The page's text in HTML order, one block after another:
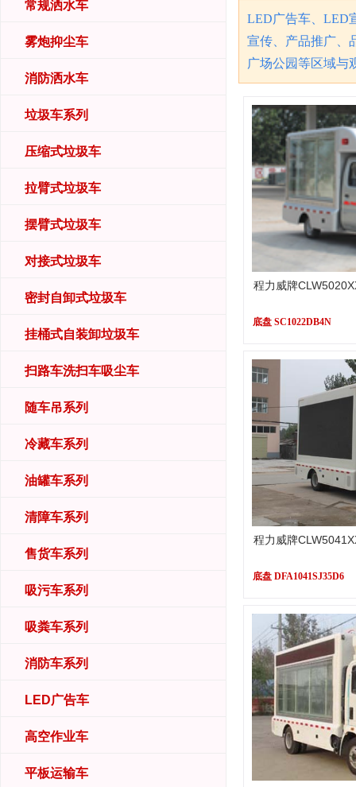
常规洒水车
雾炮抑尘车
消防洒水车
垃圾车系列
压缩式垃圾车
拉臂式垃圾车
摆臂式垃圾车
对接式垃圾车
密封自卸式垃圾车
挂桶式自装卸垃圾车
扫路车洗扫车吸尘车
随车吊系列
冷藏车系列
油罐车系列
清障车系列
售货车系列
吸污车系列
吸粪车系列
消防车系列
LED广告车
高空作业车
平板运输车
LED广告车、LED
宣传、产品推广、
广场公园等区域与
程力威牌
底盘 SC1022DB4N
程力威牌
底盘 DFA1041SJ35D6